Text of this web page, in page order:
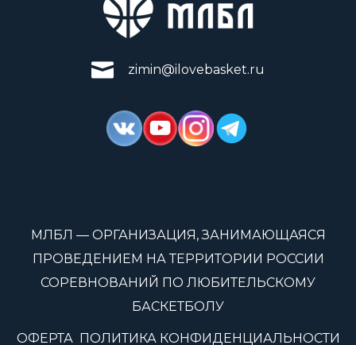
zimin@ilovebasket.ru
МЛБЛ — ОРГАНИЗАЦИЯ, ЗАНИМАЮЩАЯСЯ
ПРОВЕДЕНИЕМ НА ТЕРРИТОРИИ РОССИИ
СОРЕВНОВАНИЙ ПО ЛЮБИТЕЛЬСКОМУ
БАСКЕТБОЛУ
ОФЕРТА ПОЛИТИКА КОНФИДЕНЦИАЛЬНОСТИ